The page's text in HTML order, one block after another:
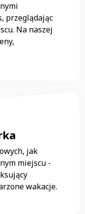
przeglądając
Na naszej
jak
miejscu -
wakacje.